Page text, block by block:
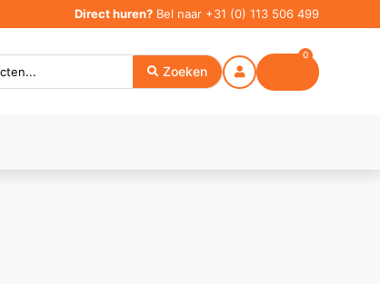
Direct huren?Bel naar +31 (0) 113 506 499
Zoeken
0